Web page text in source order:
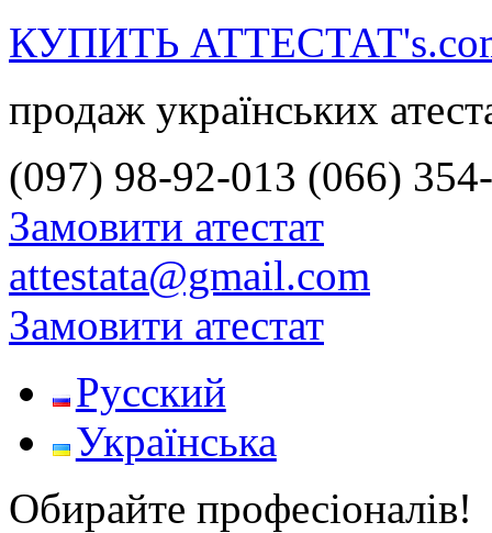
КУПИТЬ
продаж українських
(097) 98-92-013 (066)
Замовити атестат
attestata@gmail.com
Замовити атестат
Русский
Українська
Обирайте професіоналів!